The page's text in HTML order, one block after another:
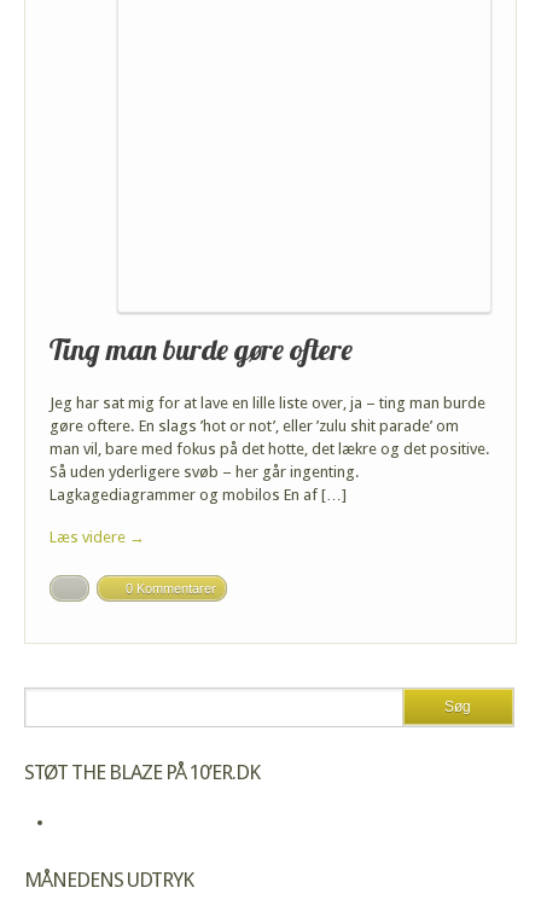
Ting man burde gøre oftere
Jeg har sat mig for at lave en lille liste over, ja – ting man burde
gøre oftere. En slags ’hot or not’, eller ’zulu shit parade’ om
man vil, bare med fokus på det hotte, det lækre og det positive.
Så uden yderligere svøb – her går ingenting.
Lagkagediagrammer og mobilos En af […]
Læs videre →
0 Kommentarer
STØT THE BLAZE PÅ 10’ER.DK
MÅNEDENS UDTRYK